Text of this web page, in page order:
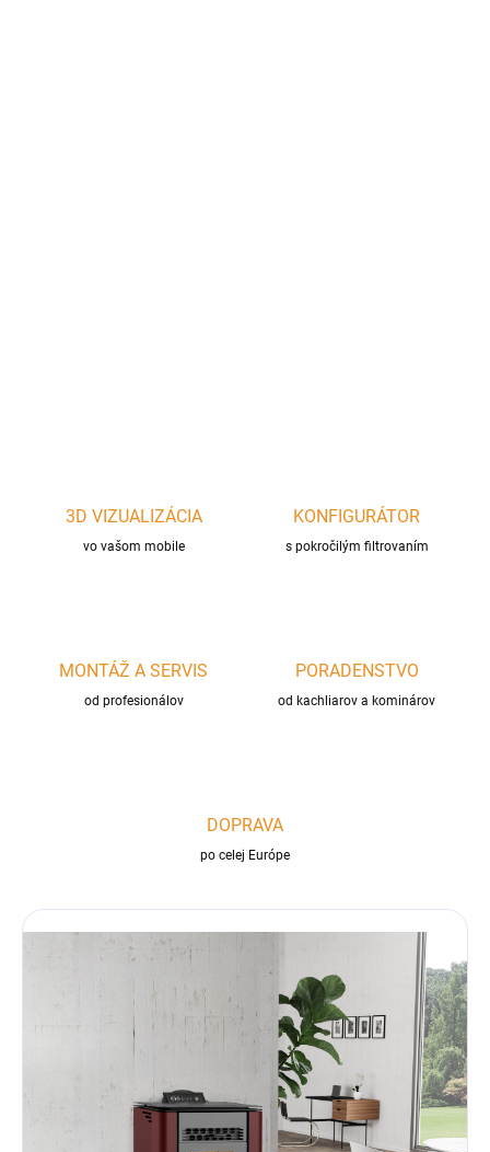
3D VIZUALIZÁCIA
vo vašom mobile
KONFIGURÁTOR
s pokročilým filtrovaním
MONTÁŽ A SERVIS
od profesionálov
PORADENSTVO
od kachliarov a kominárov
DOPRAVA
po celej Európe